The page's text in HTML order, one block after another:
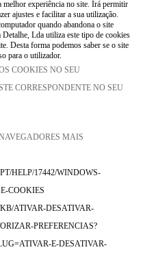
melhor experiência no site. Irá permitir
ajustes e facilitar a sua utilização.
quando abandona o site
Lda utiliza este tipo de cookies
Desta forma podemos saber se o site
para o utilizador.
COOKIES NO SEU
CORRESPONDENTE NO SEU
MAIS
HELP/17442/WINDOWS-
COOKIES
ATIVAR-DESATIVAR-
PREFERENCIAS?
E-DESATIVAR-